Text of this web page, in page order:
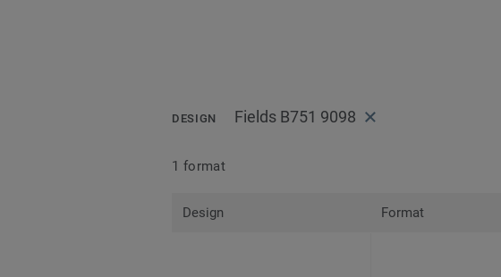
DESIGN Fields B751 9098
1 format
Design Format